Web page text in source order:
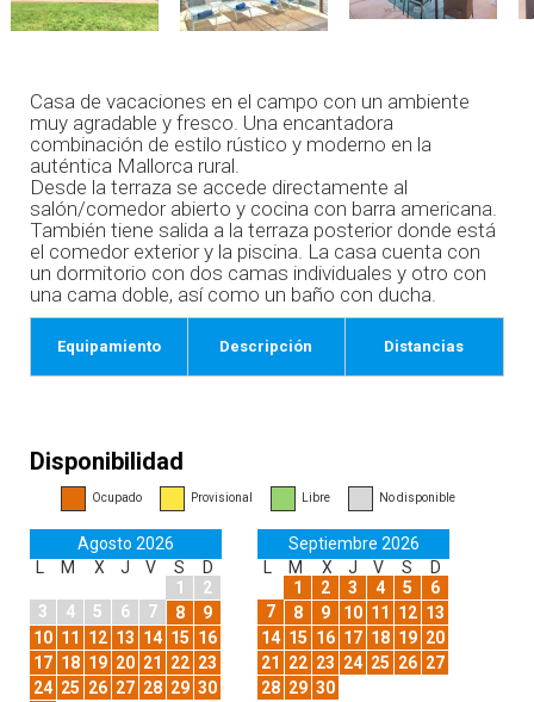
Casa de vacaciones en el campo con un ambiente
muy agradable y fresco. Una encantadora
combinación de estilo rústico y moderno en la
auténtica Mallorca rural.
Desde la terraza se accede directamente al
salón/comedor abierto y cocina con barra americana.
También tiene salida a la terraza posterior donde está
el comedor exterior y la piscina. La casa cuenta con
un dormitorio con dos camas individuales y otro con
una cama doble, así como un baño con ducha.
Equipamiento Descripción Distancias
Disponibilidad
Ocupado Provisional Libre No disponible
Agosto 2026
M X J V S
D
1
2
3
4 5 6 7 8
9
10 11 12 13 14 15 16
17 18 19 20 21 22 23
24 25 26 27 28 29 30
Septiembre 2026
M X J V S
D
1
2 3 4 5
6
7
8 9 10 11 12 13
14 15 16 17 18 19 20
21
22 23 24 25 26 27
28 29 30